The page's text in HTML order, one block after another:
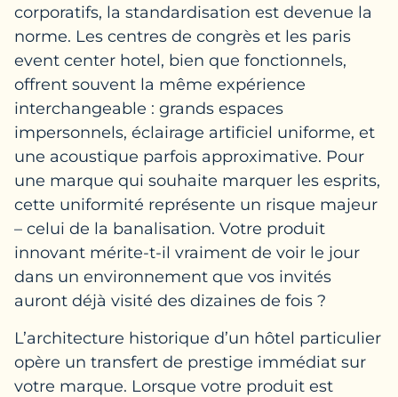
corporatifs, la standardisation est devenue la
norme. Les centres de congrès et les paris
event center hotel, bien que fonctionnels,
offrent souvent la même expérience
interchangeable : grands espaces
impersonnels, éclairage artificiel uniforme, et
une acoustique parfois approximative. Pour
une marque qui souhaite marquer les esprits,
cette uniformité représente un risque majeur
– celui de la banalisation. Votre produit
innovant mérite-t-il vraiment de voir le jour
dans un environnement que vos invités
auront déjà visité des dizaines de fois ?
L’architecture historique d’un hôtel particulier
opère un transfert de prestige immédiat sur
votre marque. Lorsque votre produit est